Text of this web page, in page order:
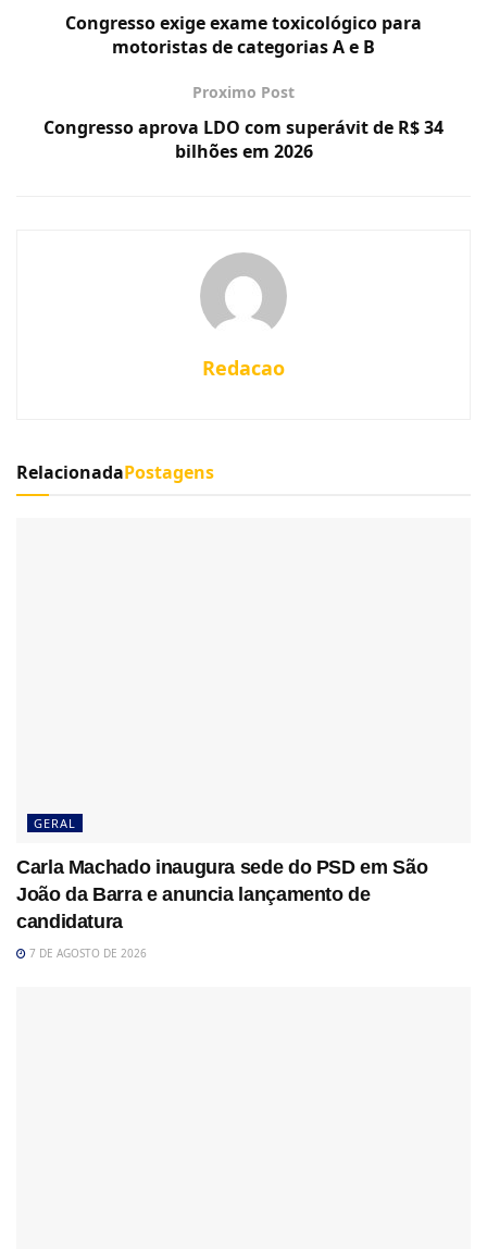
Congresso exige exame toxicológico para
motoristas de categorias A e B
Proximo Post
Congresso aprova LDO com superávit de R$ 34
bilhões em 2026
Redacao
RelacionadaPostagens
GERAL
Carla Machado inaugura sede do PSD em São
João da Barra e anuncia lançamento de
candidatura
7 DE AGOSTO DE 2026